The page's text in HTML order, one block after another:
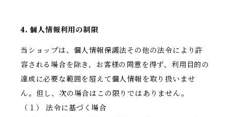
4. 個人情報利用の制限
当ショップは、個人情報保護法その他の法令により許
容される場合を除き、お客様の同意を得ず、利用目的の
達成に必要な範囲を超えて個人情報を取り扱いませ
ん。但し、次の場合はこの限りではありません。
（１） 法令に基づく場合